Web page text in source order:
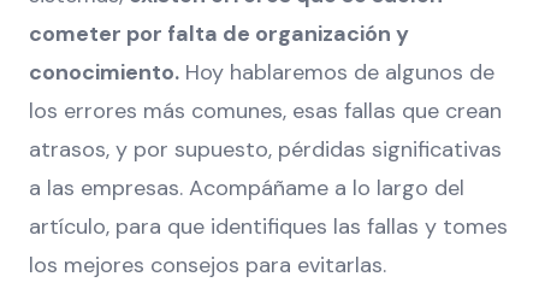
cometer por falta de organización y
conocimiento. Hoy hablaremos de algunos de
los errores más comunes, esas fallas que crean
atrasos, y por supuesto, pérdidas significativas
a las empresas. Acompáñame a lo largo del
artículo, para que identifiques las fallas y tomes
los mejores consejos para evitarlas.